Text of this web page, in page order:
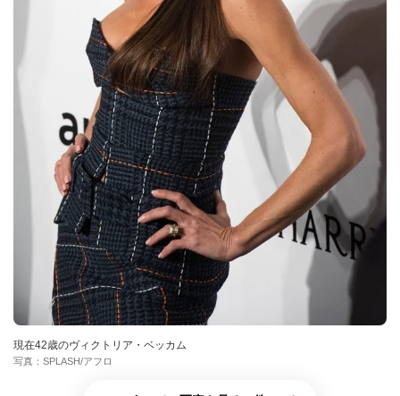
現在42歳のヴィクトリア・ベッカム
写真：SPLASH/アフロ